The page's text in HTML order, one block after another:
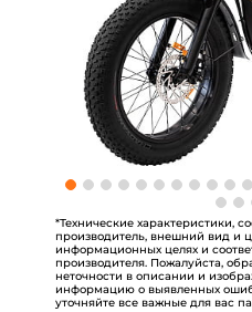
*Технические характеристики,
производитель, внешний вид и
информационных целях и
производителя. Пожалуйста,
неточности в описании и
информацию о выявленных
уточняйте все важные для вас